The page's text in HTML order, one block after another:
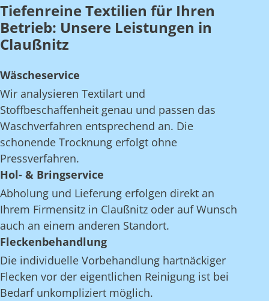
Tiefenreine Textilien für Ihren
Betrieb: Unsere Leistungen in
Claußnitz
Wäscheservice
Wir analysieren Textilart und
Stoffbeschaffenheit genau und passen das
Waschverfahren entsprechend an. Die
schonende Trocknung erfolgt ohne
Pressverfahren.
Hol- & Bringservice
Abholung und Lieferung erfolgen direkt an
Ihrem Firmensitz in Claußnitz oder auf Wunsch
auch an einem anderen Standort.
Fleckenbehandlung
Die individuelle Vorbehandlung hartnäckiger
Flecken vor der eigentlichen Reinigung ist bei
Bedarf unkompliziert möglich.